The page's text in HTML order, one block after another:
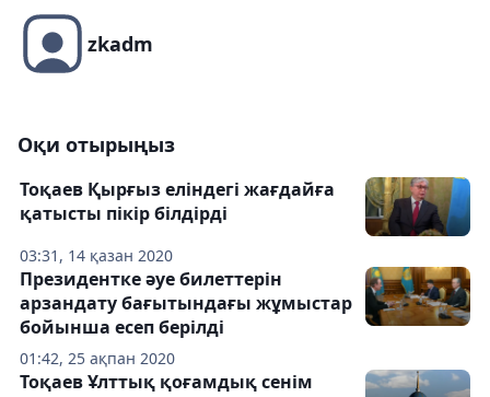
zkadm
Оқи отырыңыз
03:31, 14 қазан 2020
Тоқаев Қырғыз еліндегі жағдайға
қатысты пікір білдірді
01:42, 25 ақпан 2020
Президентке әуе билеттерін
арзандату бағытындағы жұмыстар
бойынша есеп берілді
Тоқаев Ұлттық қоғамдық сенім